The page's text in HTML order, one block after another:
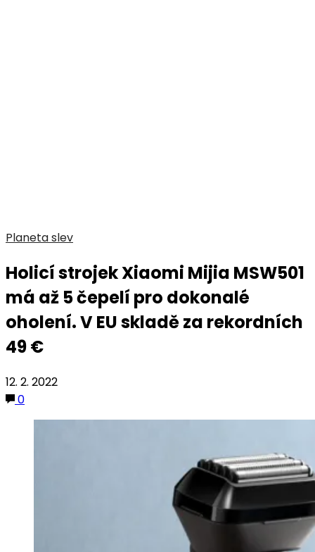
Planeta slev
Holicí strojek Xiaomi Mijia MSW501
má až 5 čepelí pro dokonalé
oholení. V EU skladě za rekordních
49 €
12. 2. 2022
0